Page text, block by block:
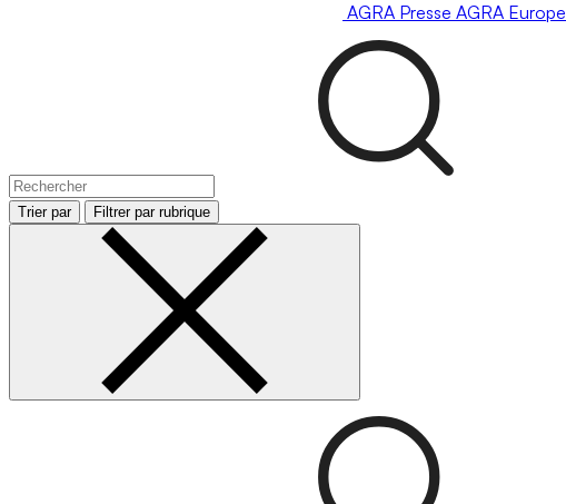
AGRA Presse AGRA Europe
Trier par Filtrer par rubrique